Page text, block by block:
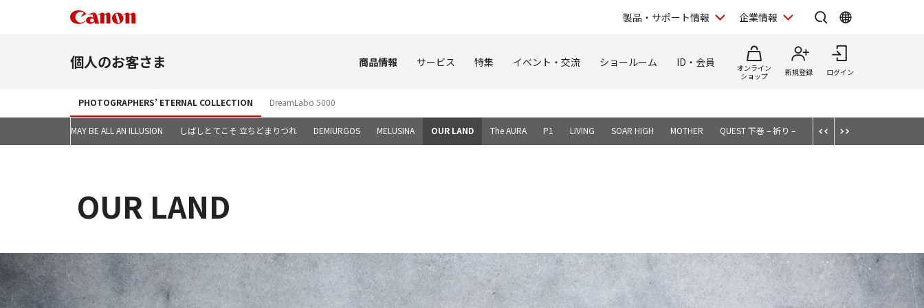
製品・サポート情報 企業情報
個人のお客さま 商品情報 サービス 特集 イベント・交流 ショールーム ID・会員
オンライン
ショップ
新規登録 ログイン
PHOTOGRAPHERS’ ETERNAL COLLECTION DreamLabo 5000
IT MAY BE ALL AN ILLUSION しばしとてこそ 立ちどまりつれ DEMIURGOS MELUSINA OUR LAND The AURA P1 LIVING SOAR HIGH MOTHER QUEST 下巻 – 祈り – QUEST 上巻 – The Planet –
OUR LAND